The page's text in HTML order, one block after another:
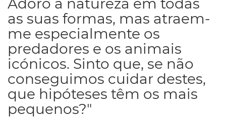
Adoro a natureza em todas
as suas formas, mas atraem-
me especialmente os
predadores e os animais
icónicos. Sinto que, se não
conseguimos cuidar destes,
que hipóteses têm os mais
pequenos?"